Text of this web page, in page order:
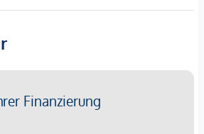
unterstützt die Versorgung in